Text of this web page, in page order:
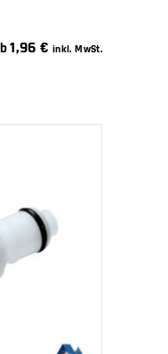
1,96€ inkl. MwSt.